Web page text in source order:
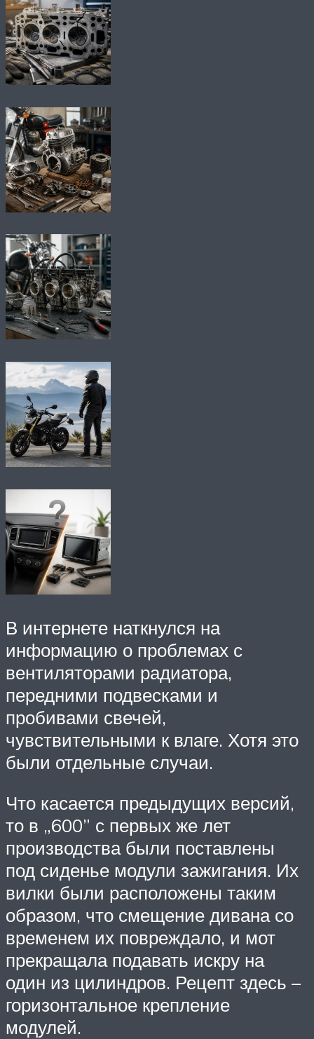
В интернете наткнулся на
информацию о проблемах с
вентиляторами радиатора,
передними подвесками и
пробивами свечей,
чувствительными к влаге. Хотя это
были отдельные случаи.
Что касается предыдущих версий,
то в „600” с первых же лет
производства были поставлены
под сиденье модули зажигания. Их
вилки были расположены таким
образом, что смещение дивана со
временем их повреждало, и мот
прекращала подавать искру на
один из цилиндров. Рецепт здесь –
горизонтальное крепление
модулей.